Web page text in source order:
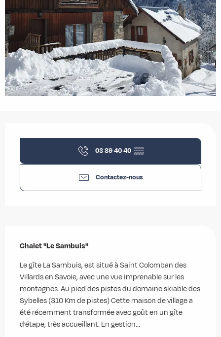
03 89 40 40 ▒▒
Contactez-nous
Chalet "Le Sambuis"
Le gîte La Sambuis, est situé à Saint Colomban des
Villards en Savoie, avec une vue imprenable sur les
montagnes. Au pied des pistes du domaine skiable des
Sybelles (310 Km de pistes) Cette maison de village a
été récemment transformée avec goût en un gîte
d’étape, très accueillant. En gestion...